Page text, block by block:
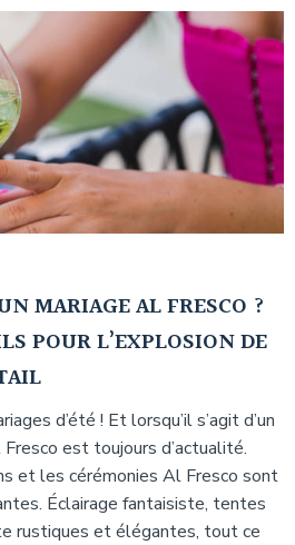
MARIAGE AL FRESCO ?
POUR L’EXPLOSION DE
d’été ! Et lorsqu’il s’agit d’un
Fresco est toujours d’actualité.
et les cérémonies Al Fresco sont
Éclairage fantaisiste, tentes
rustiques et élégantes, tout ce